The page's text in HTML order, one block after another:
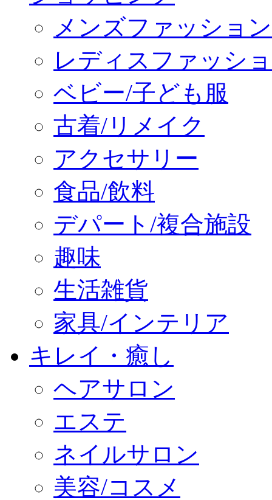
メンズファッション
レディスファッシ
ベビー/子ども服
古着/リメイク
アクセサリー
食品/飲料
デパート/複合施設
趣味
生活雑貨
家具/インテリア
キレイ・癒し
ヘアサロン
エステ
ネイルサロン
美容/コスメ